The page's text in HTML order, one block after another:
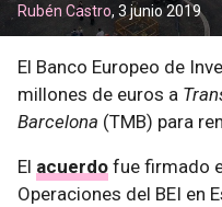
Rubén Castro, 3 junio 2019
El Banco Europeo de
millones de euros a
Barcelona (TMB) para
El acuerdo fue firmado
Operaciones del BEI en